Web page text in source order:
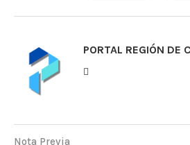
PORTAL REGIÓN DE
Nota Previa